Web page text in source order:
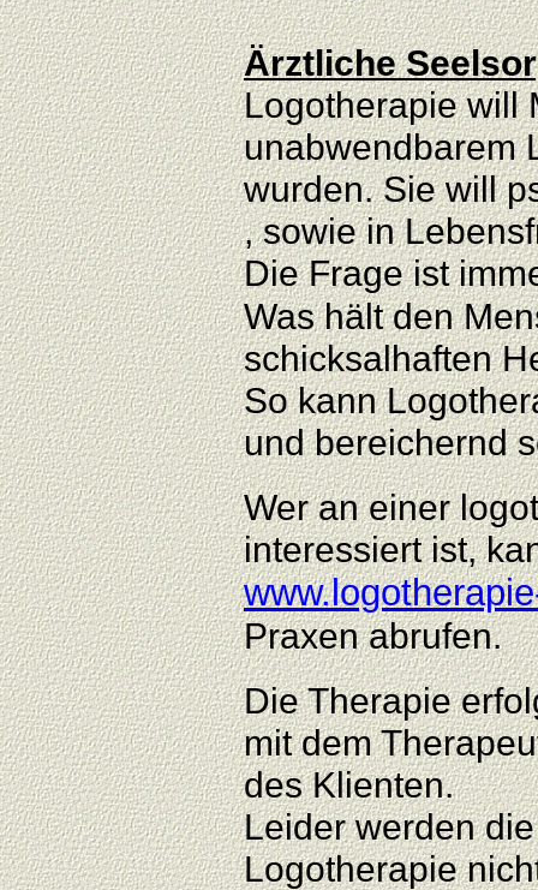
Ärztliche
Logotherapie will
unabwendbarem
wurden. Sie will
, sowie in
Die Frage ist
Was hält den
schicksalhaften
So kann
und bereichernd
Wer an einer
interessiert ist,
Praxen abrufen.
Die Therapie
mit dem
des Klienten.
Leider werden
Logotherapie